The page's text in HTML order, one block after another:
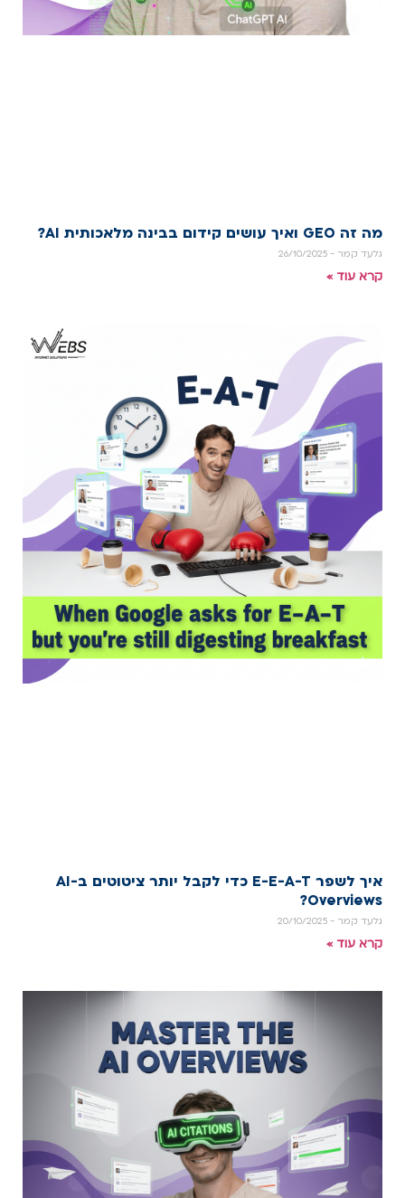
מה זה GEO ואיך עושים קידום בבינה מלאכותית AI?
גלעד קמר
קרא עוד »
איך לשפר E-E-A-T כדי לקבל יותר ציטוטים ב-AI
Overviews?
גלעד קמר
קרא עוד »